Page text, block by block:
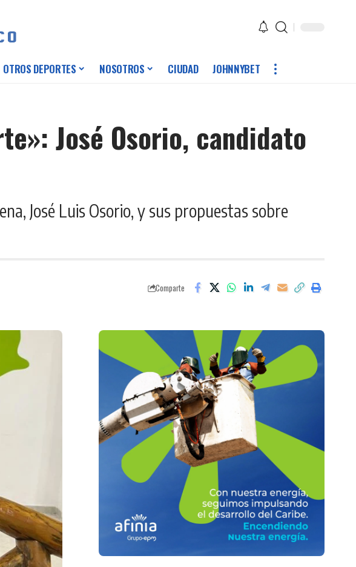
OTROS DEPORTES NOSOTROS CIUDAD JOHNNYBET
José Osorio, candidato
José Luis Osorio, y sus propuestas sobre
Comparte